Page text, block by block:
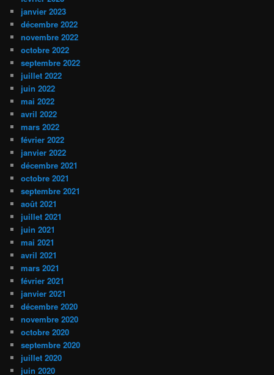
janvier 2023
décembre 2022
novembre 2022
octobre 2022
septembre 2022
juillet 2022
juin 2022
mai 2022
avril 2022
mars 2022
février 2022
janvier 2022
décembre 2021
octobre 2021
septembre 2021
août 2021
juillet 2021
juin 2021
mai 2021
avril 2021
mars 2021
février 2021
janvier 2021
décembre 2020
novembre 2020
octobre 2020
septembre 2020
juillet 2020
juin 2020